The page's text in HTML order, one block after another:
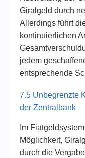
Giralgeld durch
Allerdings führt
kontinuierlichen
jedem
entsprechende
7.5 Unbegrenzte
der Zentralbank
Im
Möglichkeit,
durch die